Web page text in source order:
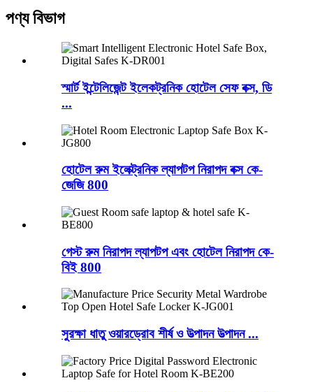
পণ্য বিভাগ
স্মার্ট ইন্টেলিজেন্ট ইলেকট্রনিক হোটেল সেফ বক্স, ডি
...
হোটেল রুম ইলেক্ট্রনিক ল্যাপটপ নিরাপদ বক্স কে-
জেজি 800
গেস্ট রুম নিরাপদ ল্যাপটপ এবং হোটেল নিরাপদ কে-
বিই 800
সুরক্ষা ধাতু ওয়ারড্রোব শীর্ষ ও উত্পাদন উত্পাদন ...